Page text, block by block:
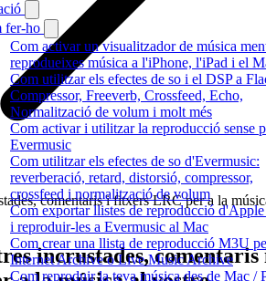
fer-ho
Com activar un visualitzador de música
reprodueixes música a l'iPhone, l'iPad i el
Com utilitzar els efectes de so i el DSP a
Compressor, Freeverb, Crossfeed, Echo,
Normalització de volum i molt més
Com activar i utilitzar la reproducció sense
Evermusic
Com utilitzar els efectes de so d'Evermusic:
reverberació, retard, distorsió, compressor,
crossfeed i normalització de volum
Com exportar llistes de reproducció
i reproduir-les a Evermusic al Mac
Com crear una llista de reproducció M3U
Internet Archive o Live Music Archive
Com reproduir la teva música des de Mac /
comentaris i fitxers LRC per a la
incrustades, comentaris